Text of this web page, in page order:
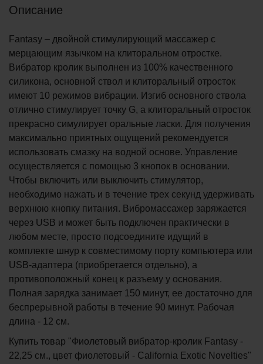
Описание
Fantasy – двойной стимулирующий массажер с
мерцающим язычком на клиторальном отростке.
Вибратор кролик выполнен из 100% качественного
силикона, основной ствол и клиторальный отросток
имеют 10 режимов вибрации. Изгиб основного ствола
отлично стимулирует точку G, а клиторальный отросток
прекрасно симулирует оральные ласки. Для получения
максимально приятных ощущений рекомендуется
использовать смазку на водной основе. Управление
осуществляется с помощью 3 кнопок в основании.
Чтобы включить или выключить стимулятор,
необходимо нажать и в течение трех секунд удерживать
верхнюю кнопку питания. Вибромассажер заряжается
через USB и может быть подключен практически в
любом месте, просто подсоедините идущий в
комплекте шнур к совместимому порту компьютера или
USB-адаптера (приобретается отдельно), а
противоположный конец к разъему у основания.
Полная зарядка занимает 150 минут, ее достаточно для
беспрерывной работы в течение 90 минут. Рабочая
длина - 12 см.
Купить товар "Фиолетовый вибратор-кролик Fantasy -
22,25 см., цвет фиолетовый - California Exotic Novelties"